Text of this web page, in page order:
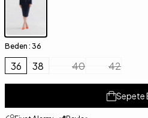
Beden : 36
36 38 40 42
Sepete